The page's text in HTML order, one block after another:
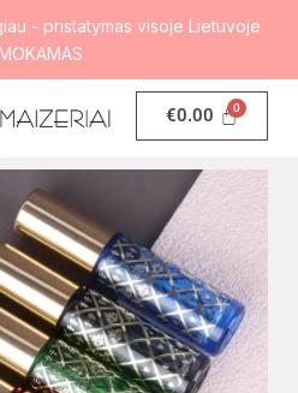
- pristatymas visoje Lietuvoje
€0.00